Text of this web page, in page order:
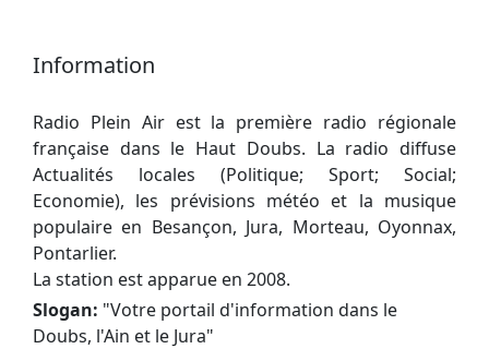
Information
Radio Plein Air est la première radio régionale
française dans le Haut Doubs. La radio diffuse
Actualités locales (Politique; Sport; Social;
Economie), les prévisions météo et la musique
populaire en Besançon, Jura, Morteau, Oyonnax,
Pontarlier.
La station est apparue en 2008.
Slogan: "Votre portail d'information dans le
Doubs, l'Ain et le Jura"